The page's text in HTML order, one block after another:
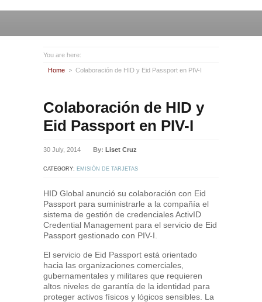
You are here:
Home Colaboración de HID y Eid Passport en PIV-I
Colaboración de HID y
Eid Passport en PIV-I
30 July, 2014 By: Liset Cruz
CATEGORY: EMISIÓN DE TARJETAS
HID Global anunció su colaboración con Eid
Passport para suministrarle a la compañía el
sistema de gestión de credenciales ActivID
Credential Management para el servicio de Eid
Passport gestionado con PIV-I.
El servicio de Eid Passport está orientado
hacia las organizaciones comerciales,
gubernamentales y militares que requieren
altos niveles de garantía de la identidad para
proteger activos físicos y lógicos sensibles. La